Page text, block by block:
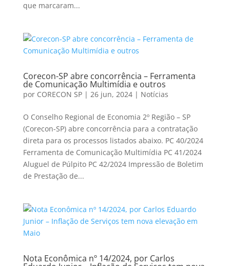
que marcaram...
Corecon-SP abre concorrência – Ferramenta
de Comunicação Multimídia e outros
por CORECON SP| 26 jun, 2024| Notícias
O Conselho Regional de Economia 2º Região – SP
(Corecon-SP) abre concorrência para a contratação
direta para os processos listados abaixo. PC 40/2024
Ferramenta de Comunicação Multimídia PC 41/2024
Aluguel de Púlpito PC 42/2024 Impressão de Boletim
de Prestação de...
Nota Econômica nº 14/2024, por Carlos